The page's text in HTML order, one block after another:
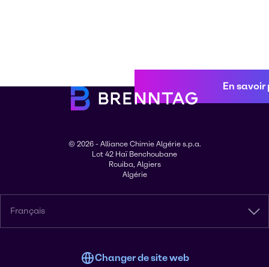
En savoir
© 2026 - Alliance Chimie Algérie s.p.a.
Lot 42 Haï Benchoubane
Rouiba, Algiers
Algérie
Français
Changer de site web